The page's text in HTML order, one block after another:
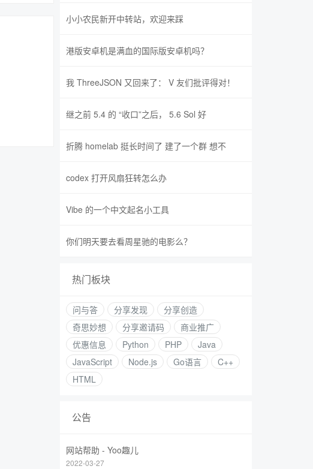
小小农民新开中转站，欢迎来踩
港版安卓机是满血的国际版安卓机吗？
我 ThreeJSON 又回来了： V 友们批评得对！
继之前 5.4 的 “收口”之后， 5.6 Sol 好
折腾 homelab 挺长时间了 建了一个群 想不
codex 打开风扇狂转怎么办
Vibe 的一个中文起名小工具
你们明天要去看周星驰的电影么？
热门板块
问与答 分享发现
分享创造
奇思妙想
分享邀请码
商业推广
优惠信息
Python PHP
Java
JavaScript
Node.js Go语言
C++
HTML
公告
网站帮助 - Yoo趣儿
2022-03-27